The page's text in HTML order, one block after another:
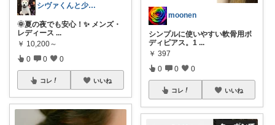
シヴァくんと少佐のROOM
🌞夏の夜でも安心！✨ メンズ・
レディース ...
￥ 10,200～
0 0 0
コレ いいね
moonen
シンプルに使いやすい軟骨用ボ
ディピアス。1 ...
￥ 397
0 0 0
コレ いいね